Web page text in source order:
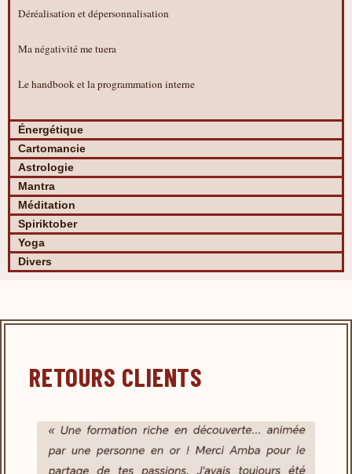
Déréalisation et dépersonnalisation
Ma négativité me tuera
Le handbook et la programmation interne
Énergétique
Cartomancie
Astrologie
Mantra
Méditation
Spiriktober
Yoga
Divers
RETOURS CLIENTS